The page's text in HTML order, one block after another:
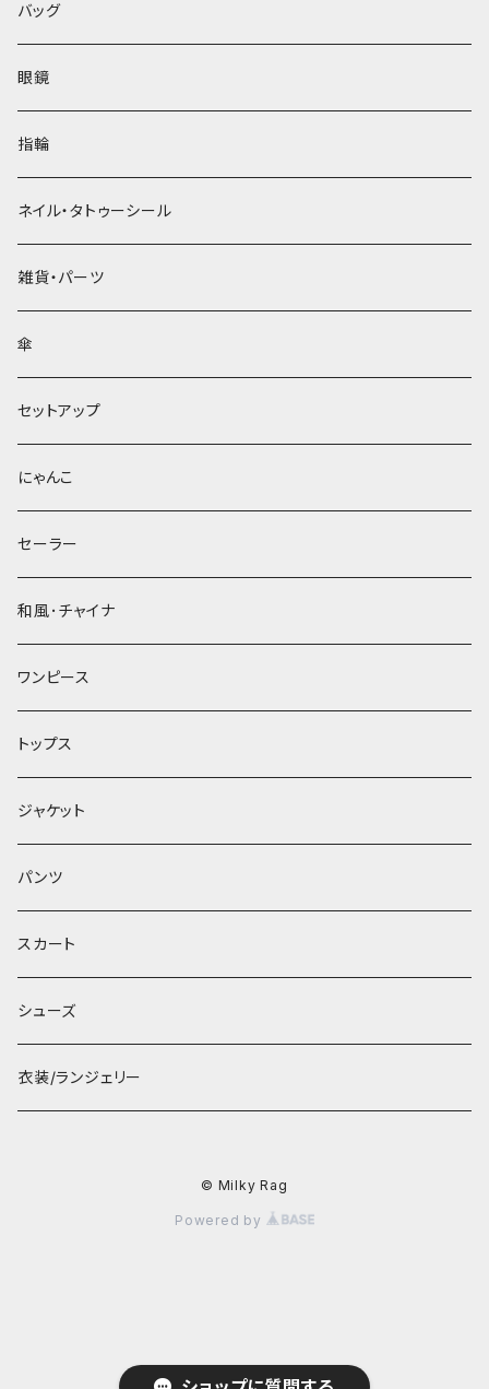
バッグ
眼鏡
指輪
ネイル・タトゥーシール
雑貨・パーツ
傘
セットアップ
にゃんこ
セーラー
和風･チャイナ
ワンピース
トップス
ジャケット
パンツ
スカート
シューズ
衣装/ランジェリー
© Milky Rag
Powered by